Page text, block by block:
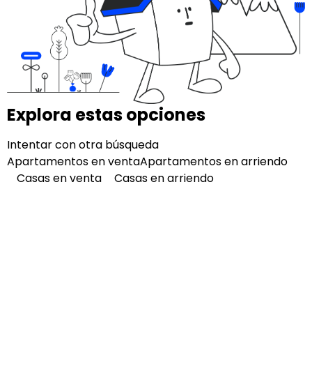
Explora estas opciones
Intentar con otra búsqueda
Apartamentos en ventaApartamentos en arriendo
Casas en venta
Casas en arriendo